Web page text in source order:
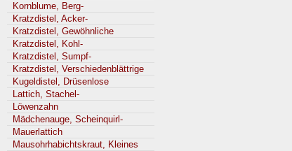
Kornblume, Berg-
Kratzdistel, Acker-
Kratzdistel, Gewöhnliche
Kratzdistel, Kohl-
Kratzdistel, Sumpf-
Kratzdistel, Verschiedenblättrige
Kugeldistel, Drüsenlose
Lattich, Stachel-
Löwenzahn
Mädchenauge, Scheinquirl-
Mauerlattich
Mausohrhabichtskraut, Kleines